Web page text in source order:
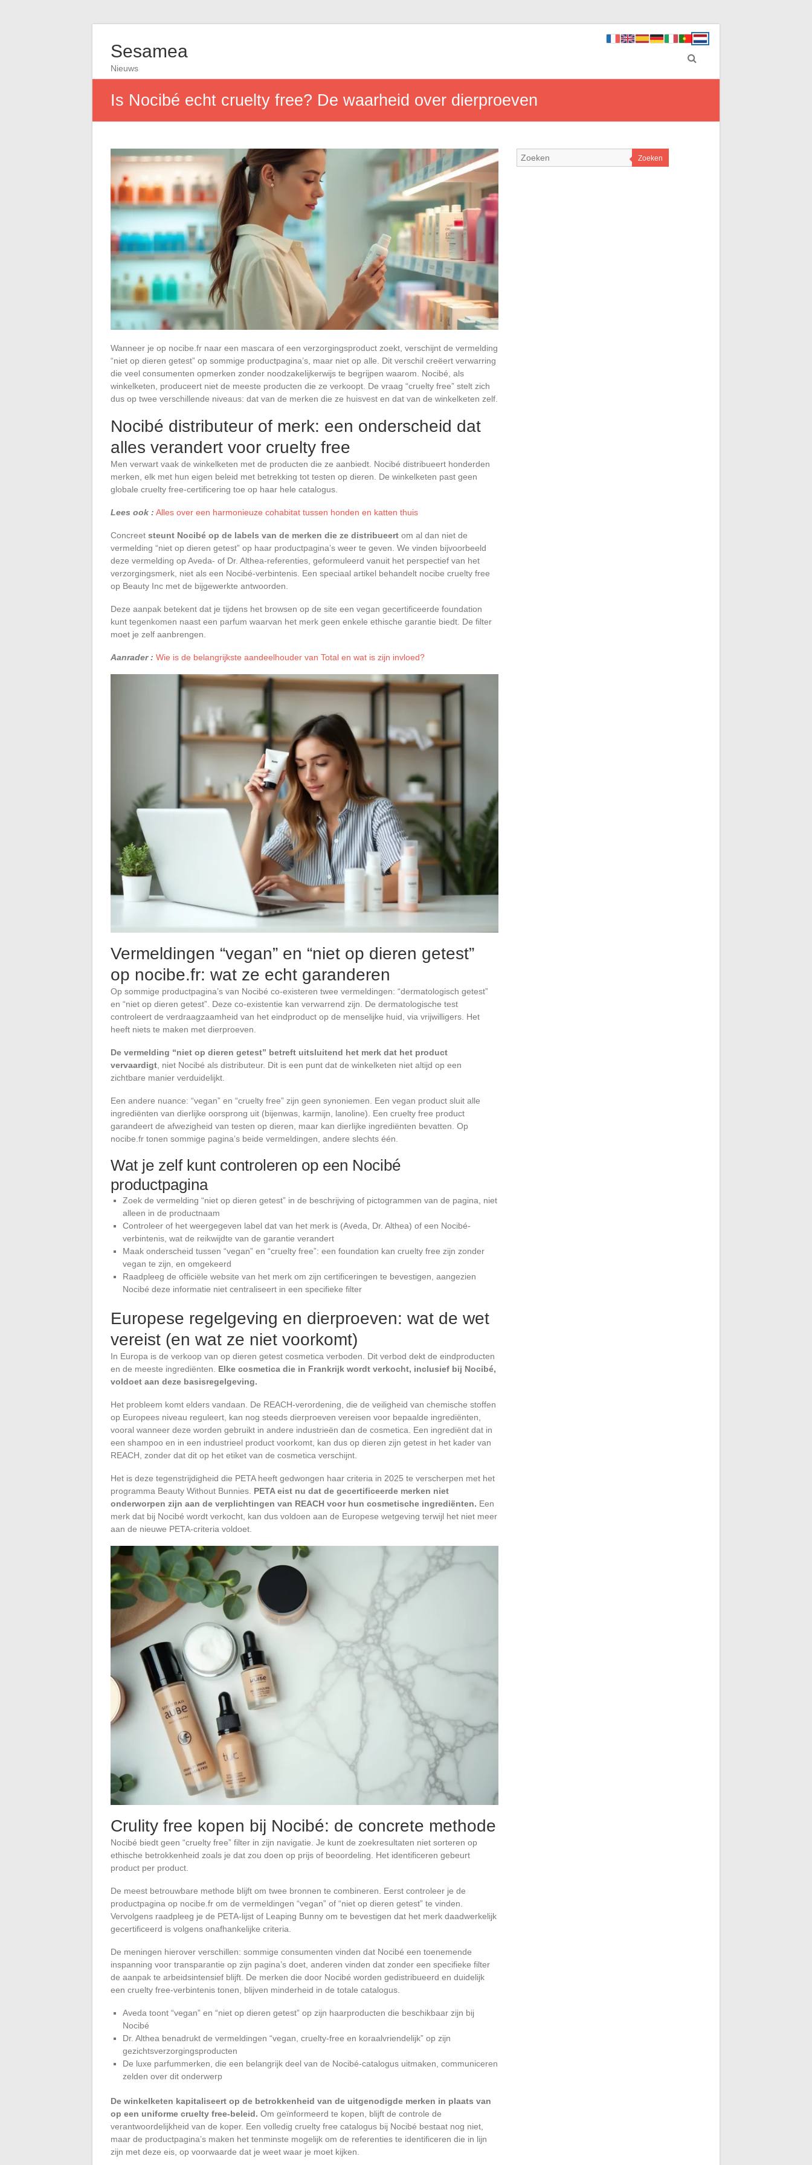
Sesamea
Nieuws
Is Nocibé echt cruelty free? De waarheid over dierproeven
Wanneer je op nocibe.fr naar een mascara of een verzorgingsproduct zoekt, verschijnt de vermelding
“niet op dieren getest” op sommige productpagina’s, maar niet op alle. Dit verschil creëert verwarring
die veel consumenten opmerken zonder noodzakelijkerwijs te begrijpen waarom. Nocibé, als
winkelketen, produceert niet de meeste producten die ze verkoopt. De vraag “cruelty free” stelt zich
dus op twee verschillende niveaus: dat van de merken die ze huisvest en dat van de winkelketen zelf.
Nocibé distributeur of merk: een onderscheid dat
alles verandert voor cruelty free
Men verwart vaak de winkelketen met de producten die ze aanbiedt. Nocibé distribueert honderden
merken, elk met hun eigen beleid met betrekking tot testen op dieren. De winkelketen past geen
globale cruelty free-certificering toe op haar hele catalogus.
Lees ook : Alles over een harmonieuze cohabitat tussen honden en katten thuis
Concreet steunt Nocibé op de labels van de merken die ze distribueert om al dan niet de
vermelding “niet op dieren getest” op haar productpagina’s weer te geven. We vinden bijvoorbeeld
deze vermelding op Aveda- of Dr. Althea-referenties, geformuleerd vanuit het perspectief van het
verzorgingsmerk, niet als een Nocibé-verbintenis. Een speciaal artikel behandelt nocibe cruelty free
op Beauty Inc met de bijgewerkte antwoorden.
Deze aanpak betekent dat je tijdens het browsen op de site een vegan gecertificeerde foundation
kunt tegenkomen naast een parfum waarvan het merk geen enkele ethische garantie biedt. De filter
moet je zelf aanbrengen.
Aanrader : Wie is de belangrijkste aandeelhouder van Total en wat is zijn invloed?
Vermeldingen “vegan” en “niet op dieren getest”
op nocibe.fr: wat ze echt garanderen
Op sommige productpagina’s van Nocibé co-existeren twee vermeldingen: “dermatologisch getest”
en “niet op dieren getest”. Deze co-existentie kan verwarrend zijn. De dermatologische test
controleert de verdraagzaamheid van het eindproduct op de menselijke huid, via vrijwilligers. Het
heeft niets te maken met dierproeven.
De vermelding “niet op dieren getest” betreft uitsluitend het merk dat het product
vervaardigt, niet Nocibé als distributeur. Dit is een punt dat de winkelketen niet altijd op een
zichtbare manier verduidelijkt.
Een andere nuance: “vegan” en “cruelty free” zijn geen synoniemen. Een vegan product sluit alle
ingrediënten van dierlijke oorsprong uit (bijenwas, karmijn, lanoline). Een cruelty free product
garandeert de afwezigheid van testen op dieren, maar kan dierlijke ingrediënten bevatten. Op
nocibe.fr tonen sommige pagina’s beide vermeldingen, andere slechts één.
Wat je zelf kunt controleren op een Nocibé
productpagina
Zoek de vermelding “niet op dieren getest” in de beschrijving of pictogrammen van de pagina, niet
alleen in de productnaam
Controleer of het weergegeven label dat van het merk is (Aveda, Dr. Althea) of een Nocibé-
verbintenis, wat de reikwijdte van de garantie verandert
Maak onderscheid tussen “vegan” en “cruelty free”: een foundation kan cruelty free zijn zonder
vegan te zijn, en omgekeerd
Raadpleeg de officiële website van het merk om zijn certificeringen te bevestigen, aangezien
Nocibé deze informatie niet centraliseert in een specifieke filter
Europese regelgeving en dierproeven: wat de wet
vereist (en wat ze niet voorkomt)
In Europa is de verkoop van op dieren getest cosmetica verboden. Dit verbod dekt de eindproducten
en de meeste ingrediënten. Elke cosmetica die in Frankrijk wordt verkocht, inclusief bij Nocibé,
voldoet aan deze basisregelgeving.
Het probleem komt elders vandaan. De REACH-verordening, die de veiligheid van chemische stoffen
op Europees niveau reguleert, kan nog steeds dierproeven vereisen voor bepaalde ingrediënten,
vooral wanneer deze worden gebruikt in andere industrieën dan de cosmetica. Een ingrediënt dat in
een shampoo en in een industrieel product voorkomt, kan dus op dieren zijn getest in het kader van
REACH, zonder dat dit op het etiket van de cosmetica verschijnt.
Het is deze tegenstrijdigheid die PETA heeft gedwongen haar criteria in 2025 te verscherpen met het
programma Beauty Without Bunnies. PETA eist nu dat de gecertificeerde merken niet
onderworpen zijn aan de verplichtingen van REACH voor hun cosmetische ingrediënten. Een
merk dat bij Nocibé wordt verkocht, kan dus voldoen aan de Europese wetgeving terwijl het niet meer
aan de nieuwe PETA-criteria voldoet.
Crulity free kopen bij Nocibé: de concrete methode
Nocibé biedt geen “cruelty free” filter in zijn navigatie. Je kunt de zoekresultaten niet sorteren op
ethische betrokkenheid zoals je dat zou doen op prijs of beoordeling. Het identificeren gebeurt
product per product.
De meest betrouwbare methode blijft om twee bronnen te combineren. Eerst controleer je de
productpagina op nocibe.fr om de vermeldingen “vegan” of “niet op dieren getest” te vinden.
Vervolgens raadpleeg je de PETA-lijst of Leaping Bunny om te bevestigen dat het merk daadwerkelijk
gecertificeerd is volgens onafhankelijke criteria.
De meningen hierover verschillen: sommige consumenten vinden dat Nocibé een toenemende
inspanning voor transparantie op zijn pagina’s doet, anderen vinden dat zonder een specifieke filter
de aanpak te arbeidsintensief blijft. De merken die door Nocibé worden gedistribueerd en duidelijk
een cruelty free-verbintenis tonen, blijven minderheid in de totale catalogus.
Aveda toont “vegan” en “niet op dieren getest” op zijn haarproducten die beschikbaar zijn bij
Nocibé
Dr. Althea benadrukt de vermeldingen “vegan, cruelty-free en koraalvriendelijk” op zijn
gezichtsverzorgingsproducten
De luxe parfummerken, die een belangrijk deel van de Nocibé-catalogus uitmaken, communiceren
zelden over dit onderwerp
De winkelketen kapitaliseert op de betrokkenheid van de uitgenodigde merken in plaats van
op een uniforme cruelty free-beleid. Om geïnformeerd te kopen, blijft de controle de
verantwoordelijkheid van de koper. Een volledig cruelty free catalogus bij Nocibé bestaat nog niet,
maar de productpagina’s maken het tenminste mogelijk om de referenties te identificeren die in lijn
zijn met deze eis, op voorwaarde dat je weet waar je moet kijken.
Zoeken